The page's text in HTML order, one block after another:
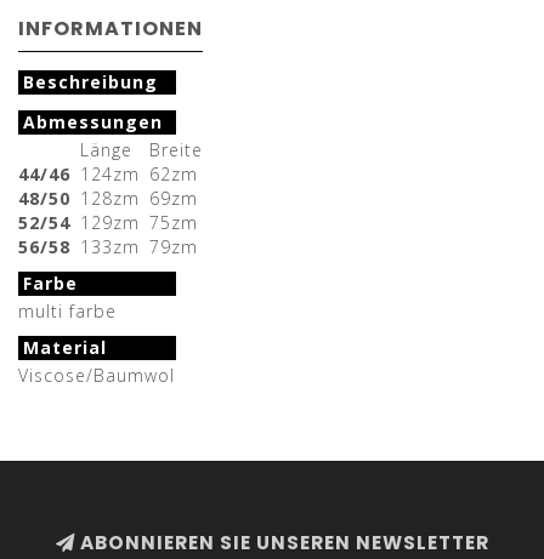
INFORMATIONEN
Beschreibung
Abmessungen
Länge
Breite
44/46 124zm 62zm
48/50 128zm 69zm
52/54 129zm 75zm
56/58 133zm 79zm
Farbe
multi farbe
Material
Viscose/Baumwol
ABONNIEREN SIE UNSEREN NEWSLETTER